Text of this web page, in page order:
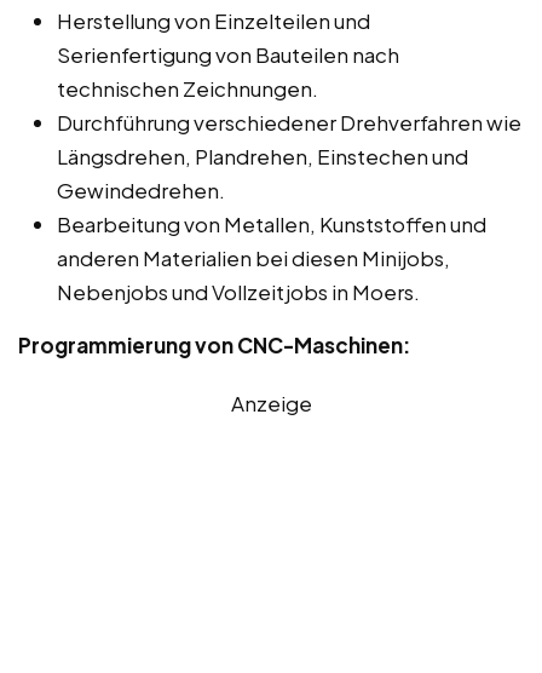
Herstellung von Einzelteilen und
Serienfertigung von Bauteilen nach
technischen Zeichnungen.
Durchführung verschiedener Drehverfahren wie
Längsdrehen, Plandrehen, Einstechen und
Gewindedrehen.
Bearbeitung von Metallen, Kunststoffen und
anderen Materialien bei diesen Minijobs,
Nebenjobs und Vollzeitjobs in Moers.
Programmierung von CNC-Maschinen:
Anzeige